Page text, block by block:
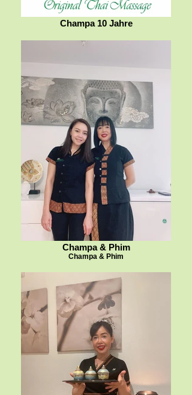
Champa 10 Jahre
Champa & Phim
Champa & Phim